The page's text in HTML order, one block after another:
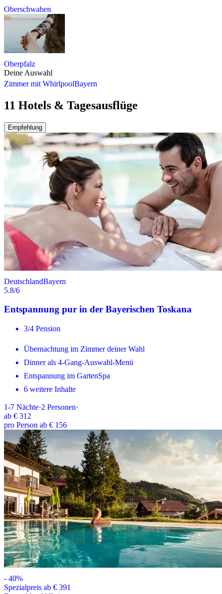
Oberschwaben
Oberpfalz
Deine Auswahl
Zimmer mit WhirlpoolBayern
11 Hotels & Tagesausflüge
Empfehlung
DeutschlandBayern
5.8/6
Entspannung pur in der Bayerischen Toskana
3/4 Pension
Übernachtung im Zimmer deiner Wahl
Dinner als 4-Gang-Auswahl-Menü
Entspannung im GartenSpa
6 weitere Inhalte
1-7 Nächte·2 Personen·
ab € 312
pro Person ab € 156
- 40%
Spezialpreis ab € 391